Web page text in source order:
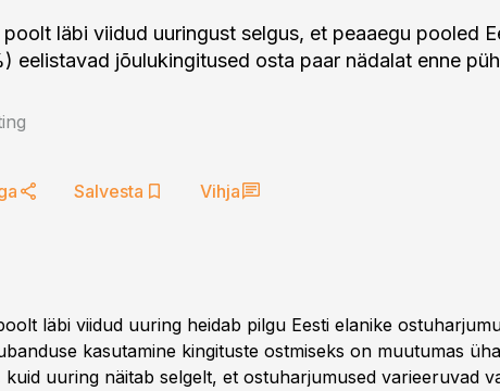
läbi viidud uuringust selgus, et peaaegu pooled
eelistavad jõulukingitused osta paar nädalat enne
Salvesta Vihja
läbi viidud uuring heidab pilgu Eesti elanike
kasutamine kingituste ostmiseks on muutumas üha
uuring näitab selgelt, et ostuharjumused varieeruvad